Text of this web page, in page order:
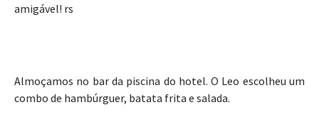
amigável! rs
Almoçamos no bar da piscina do hotel. O Leo escolheu um
combo de hambúrguer, batata frita e salada.